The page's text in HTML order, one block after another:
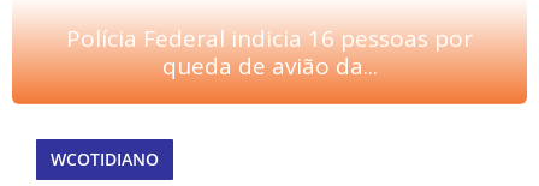
Polícia Federal indicia 16 pessoas por
queda de avião da...
WCOTIDIANO